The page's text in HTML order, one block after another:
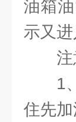
油箱
示又
注
1
住先